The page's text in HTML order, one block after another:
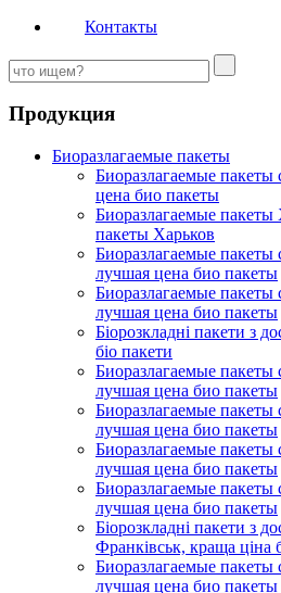
Контакты
Продукция
Биоразлагаемые пакеты
Биоразлагаемые пакеты
цена био пакеты
Биоразлагаемые
пакеты Харьков
Биоразлагаемые пакеты
лучшая цена био пакеты
Биоразлагаемые пакеты
лучшая цена био пакеты
Біорозкладні пакети з
біо пакети
Биоразлагаемые пакеты
лучшая цена био пакеты
Биоразлагаемые
лучшая цена био пакеты
Биоразлагаемые
лучшая цена био пакеты
Биоразлагаемые пакеты
лучшая цена био пакеты
Біорозкладні пакети з
Франківськ, краща ціна
Биоразлагаемые пакеты
лучшая цена био пакеты